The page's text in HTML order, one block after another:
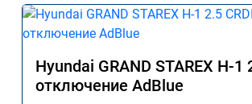
Hyundai GRAND STAREX H-1
отключение AdBlue